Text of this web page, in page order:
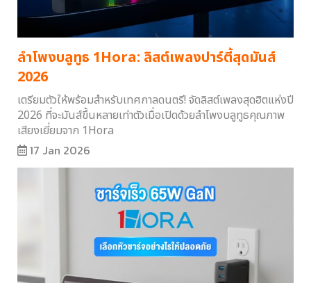
ลำโพงบลูทูธ 1Hora: ลิสต์เพลงปาร์ตี้สุดมันส์
2026
เตรียมตัวให้พร้อมสำหรับเทศกาลดนตรี! จัดลิสต์เพลงสุดฮิตแห่งปี
2026 ที่จะมันส์ขึ้นหลายเท่าตัวเมื่อเปิดด้วยลำโพงบลูทูธคุณภาพ
เสียงเยี่ยมจาก 1Hora
17 Jan 2026